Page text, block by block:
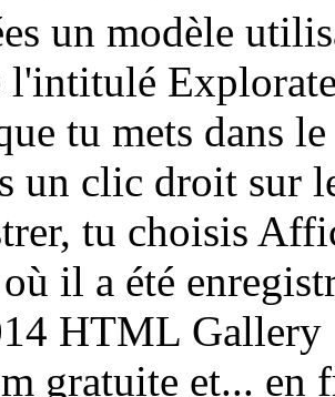
un modèle
l'intitulé
tu mets dans
un clic droit sur
tu choisis
il a été
HTML Gallery
gratuite et... en